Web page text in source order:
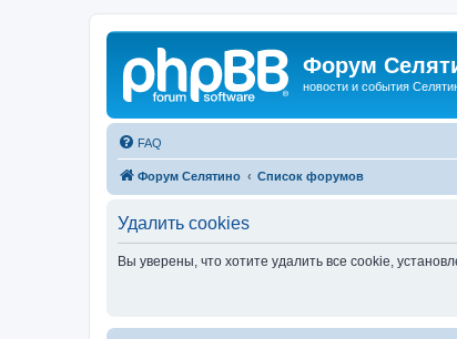
Форум
новости и события
FAQ
Форум Селятино Список форумов
Удалить cookies
Вы уверены, что хотите удалить все cookie,